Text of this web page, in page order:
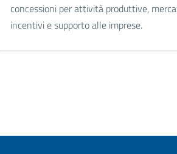
concessioni per attività produttive,
incentivi e supporto alle imprese.